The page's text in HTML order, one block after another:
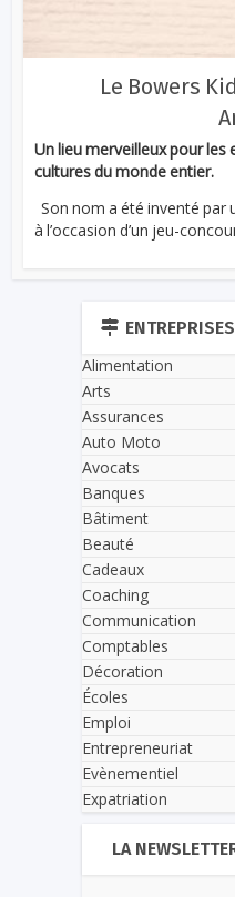
Le Bowers
Un lieu merveilleux pour les
cultures du monde entier.
Son nom a été inventé par
à l’occasion d’un jeu-
Alimentation
Arts
Assurances
Auto Moto
Avocats
Banques
Bâtiment
Beauté
Cadeaux
Coaching
Communication
Comptables
Décoration
Écoles
Emploi
Entrepreneuriat
Evènementiel
Expatriation
LA